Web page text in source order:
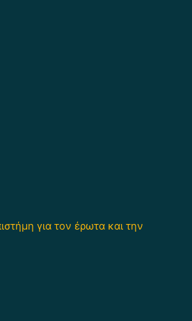
για τον έρωτα και την